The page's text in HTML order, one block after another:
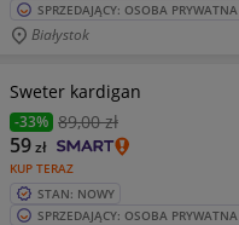
SPRZEDAJĄCY: OSOBA PRYWATNA
Białystok
Sweter kardigan
-33% 89,00 zł
KUP TERAZ
59zł
STAN: NOWY
SPRZEDAJĄCY: OSOBA PRYWATNA